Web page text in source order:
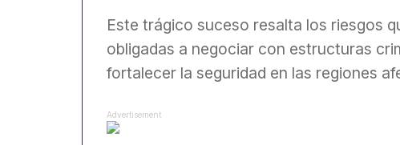
Este trágico suceso resalta los riesgos
obligadas a negociar con estructuras
fortalecer la seguridad en las regiones
Advertisement